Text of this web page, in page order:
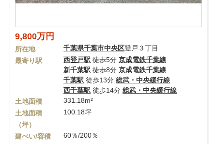
9,800万円
所在地 千葉県千葉市中央区登戸３丁目
最寄り駅
西登戸駅 徒歩5分 京成電鉄千葉線
新千葉駅 徒歩8分 京成電鉄千葉線
千葉駅 徒歩13分 総武・中央緩行線
西千葉駅 徒歩14分 総武・中央緩行線
土地面積
331.18m²
土地面積
（坪）
100.18坪
建ぺい/容積
60％/200％